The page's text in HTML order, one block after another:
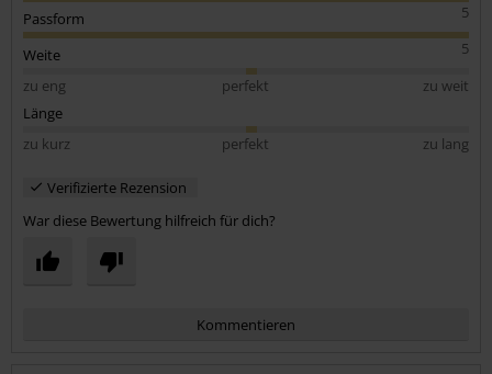
5
Passform
5
Weite
zu eng
perfekt
zu weit
Länge
zu kurz
perfekt zu lang
Verifizierte Rezension
War diese Bewertung hilfreich für dich?
Kommentieren